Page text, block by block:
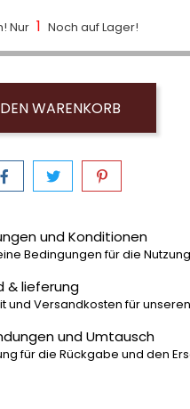
Nur 1 Noch auf Lager!
WARENKORB
und Konditionen
Bedingungen für die
& lieferung
und Versandkosten für
und Umtausch
für die Rückgabe und den